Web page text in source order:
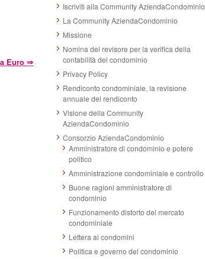
Euro ⇒
Iscriviti alla Community AziendaCondominio
La Community AziendaCondominio
Missione
Nomina del revisore per la verifica della
contabilità del condominio
Privacy Policy
Rendiconto condominiale, la revisione
annuale del rendiconto
Visione della Community
AziendaCondominio
Consorzio AziendaCondominio
Amministratore di condominio e potere
politico
Amministrazione condominiale e controllo
Buone ragioni amministratore di
condominio
Funzionamento distorto del mercato
condominiale
Lettera ai condomini
Politica e governo del condominio